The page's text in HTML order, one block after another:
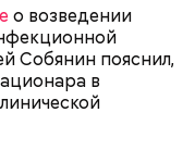
о возведении
Собянин пояснил,
в